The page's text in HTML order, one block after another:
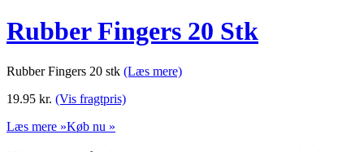
Rubber Fingers 20 Stk
Rubber Fingers 20 stk (Læs mere)
19.95 kr. (Vis fragtpris)
Læs mere »Køb nu »